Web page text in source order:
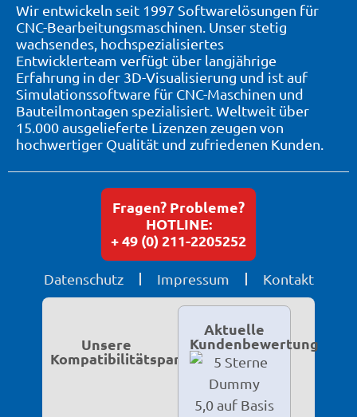
Wir entwickeln seit 1997 Softwarelösungen für
CNC-Bearbeitungsmaschinen. Unser stetig
wachsendes, hochspezialisiertes
Entwicklerteam verfügt über langjährige
Erfahrung in der 3D-Visualisierung und ist auf
Simulationssoftware für CNC-Maschinen und
Bauteilmontagen spezialisiert. Weltweit über
15.000 ausgelieferte Lizenzen zeugen von
hochwertiger Qualität und zufriedenen Kunden.
Datenschutz Impressum Kontakt
Fragen? Probleme?
HOTLINE:
+ 49 (0) 211-2205252
Unsere
Kompatibilitätspartner
Aktuelle
Kundenbewertung
5,0 auf Basis